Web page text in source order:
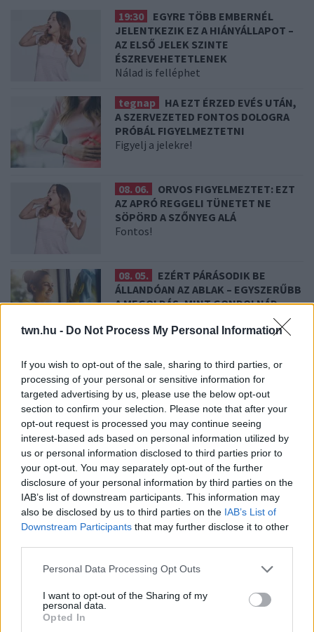
twn.hu - Do Not Process My Personal Information
If you wish to opt-out of the sale, sharing to third parties, or
processing of your personal or sensitive information for
targeted advertising by us, please use the below opt-out
section to confirm your selection. Please note that after your
opt-out request is processed you may continue seeing
interest-based ads based on personal information utilized by
us or personal information disclosed to third parties prior to
your opt-out. You may separately opt-out of the further
disclosure of your personal information by third parties on the
IAB’s list of downstream participants. This information may
also be disclosed by us to third parties on the IAB’s List of
Downstream Participants that may further disclose it to other
Please note that this website/app uses one or more Google
not limited to your visit or usage behaviour. You may click to
grant or deny consent to Google and its third-party tags to
use your data for below specified purposes in below Google
Personal Data Processing Opt Outs
I want to opt-out of the Sharing of my
personal data.
Opted In
19:30
EGYRE TÖBB EMBERNÉL
JELENTKEZIK EZ A HIÁNYÁLLAPOT –
AZ ELSŐ JELEK SZINTE
ÉSZREVEHETETLENEK
Nálad is felléphet
tegnap
HA EZT ÉRZED EVÉS UTÁN,
A SZERVEZETED FONTOS DOLOGRA
PRÓBÁL FIGYELMEZTETNI
Figyelj a jelekre!
08. 06.
ORVOS FIGYELMEZTET: EZT
AZ APRÓ REGGELI TÜNETET NE
SÖPÖRD A SZŐNYEG ALÁ
Fontos!
08. 05.
EZÉRT PÁRÁSODIK BE
ÁLLANDÓAN AZ ABLAK – EGYSZERŰBB
A MEGOLDÁS, MINT GONDOLNÁD
08. 04.
NEM ECETTEL ÉS NEM SZÓDABIKARBÓNÁVAL:
EZZEL LESZ ÚJRA CSILLOGÓ A VÍZKÖVES CSAP
A legjobb trükk
08. 03.
HA MINDIG EZT A MONDATOT HASZNÁLOD, AZ
RENDKÍVÜL MAGAS ÉRZELMI INTELLIGENCIÁRA UTALHAT
Te szoktad?
08. 02.
SOKAN ROSSZUL TÁROLJÁK A GYÓGYSZEREIKET –
EMIATT CSÖKKENHET A HATÁSUK
Érdemes odafigyelni rá
08. 01.
EGYRE TÖBB FIATALNÁL JELENTKEZIK EZ A
VITAMINHIÁNY – ILYEN JELEKRE FIGYELJ
24 ÓRA TOVÁBBI HÍREI